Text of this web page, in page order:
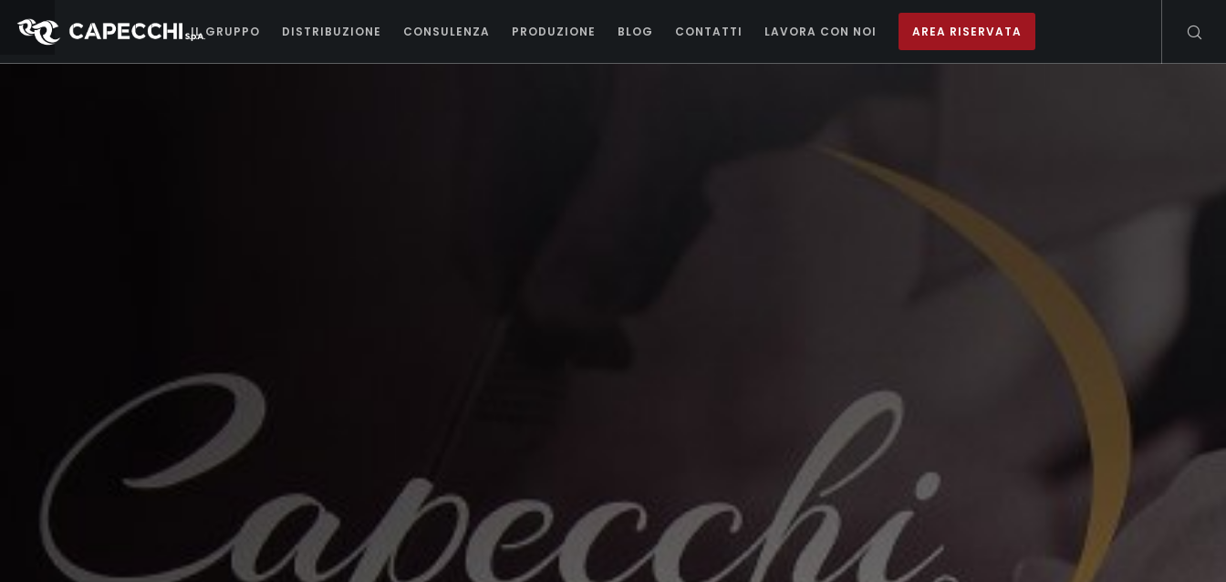
IL GRUPPO DISTRIBUZIONE CONSULENZA PRODUZIONE BLOG CONTATTI LAVORA CON NOI AREA RISERVATA